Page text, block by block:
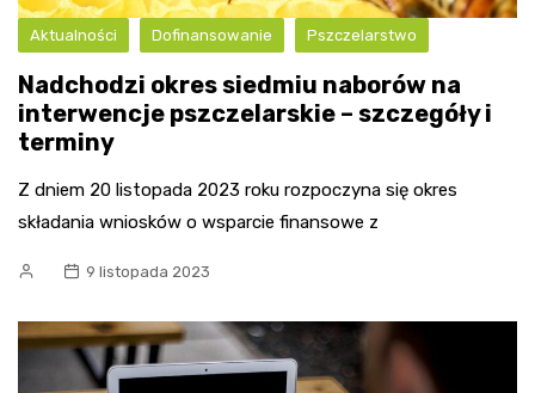
Aktualności Dofinansowanie Pszczelarstwo
Nadchodzi okres siedmiu naborów na
interwencje pszczelarskie – szczegóły i
terminy
Z dniem 20 listopada 2023 roku rozpoczyna się okres
składania wniosków o wsparcie finansowe z
9 listopada 2023